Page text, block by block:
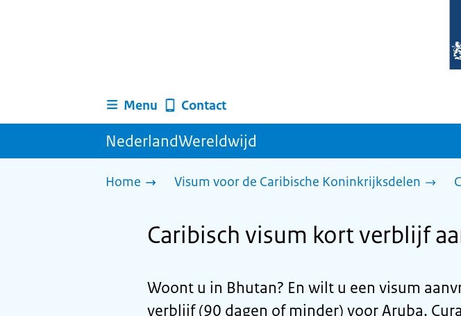
Menu Contact
NederlandWereldwijd
Home Visum voor de Caribische Koninkrijksdelen
Caribisch visum kort verblijf
Woont u in Bhutan? En wilt u een visum
verblijf (90 dagen of minder) voor Aruba,